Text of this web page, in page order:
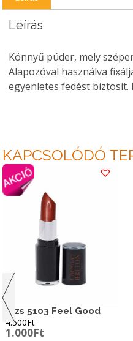
Leírás
Könnyű púder, mely
Alapozóval használva
egyenletes fedést
KAPCSOLÓDÓ
Rúzs 5103 Feel Good
4.500Ft
Original
1.000Ft